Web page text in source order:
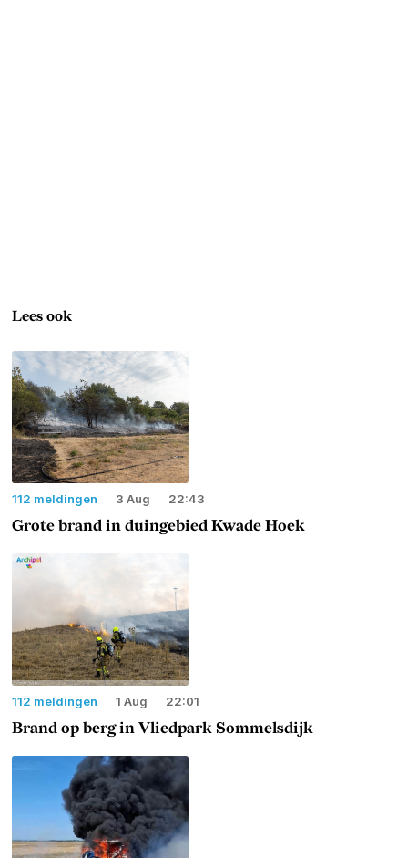
Lees ook
112 meldingen 3 Aug 22:43
Grote brand in duingebied Kwade Hoek
112 meldingen 1 Aug 22:01
Brand op berg in Vliedpark Sommelsdijk